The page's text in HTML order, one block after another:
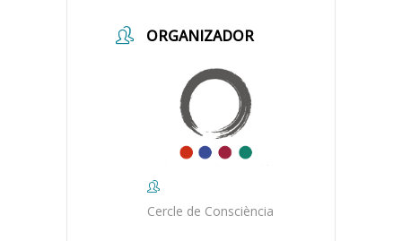
ORGANIZADOR
Cercle de Consciència